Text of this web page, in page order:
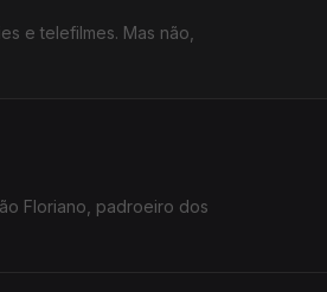
e telefilmes. Mas não,
Floriano, padroeiro dos